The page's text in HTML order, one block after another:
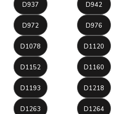
D937 D942
D972 D976
D1078 D1120
D1152 D1160
D1193 D1218
D1263 D1264